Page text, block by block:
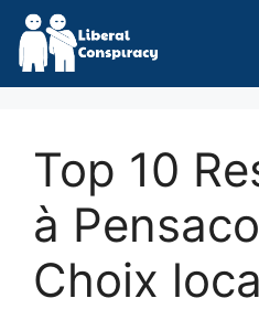
Skip
content
Top 10
à
Choix